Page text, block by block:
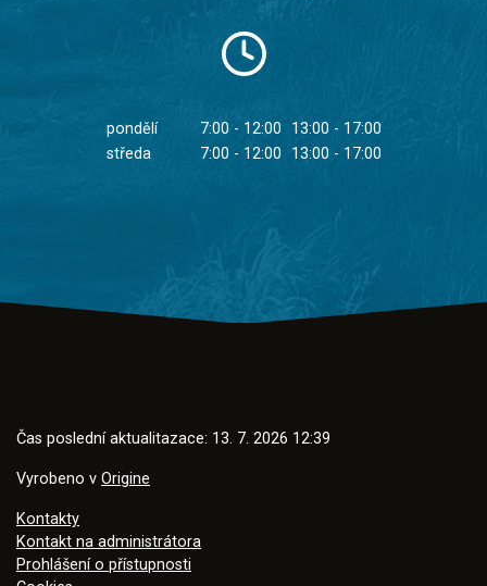
pondělí 7:00 - 12:00
13:00 - 17:00
středa
7:00 - 12:00 13:00 - 17:00
Čas poslední aktualitazace: 13. 7. 2026 12:39
Vyrobeno v Origine
Kontakty
Kontakt na administrátora
Prohlášení o přístupnosti